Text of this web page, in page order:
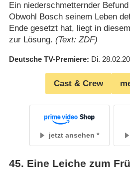
Ein niederschmetternder
Obwohl Bosch seinem Leben
Ende gesetzt hat, liegt in
zur Lösung. (Text: ZDF)
Deutsche TV-Premiere Di.
Cast & Crew
jetzt ansehen
45. Eine Leiche zum